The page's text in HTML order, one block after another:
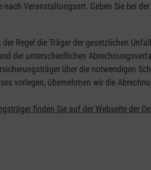
nach Veranstaltungsort. Geben Sie bei der
Regel die Träger der gesetzlichen
der unterschiedlichen
über die notwendigen
vorlegen, übernehmen wir die
finden Sie auf der Webseite der